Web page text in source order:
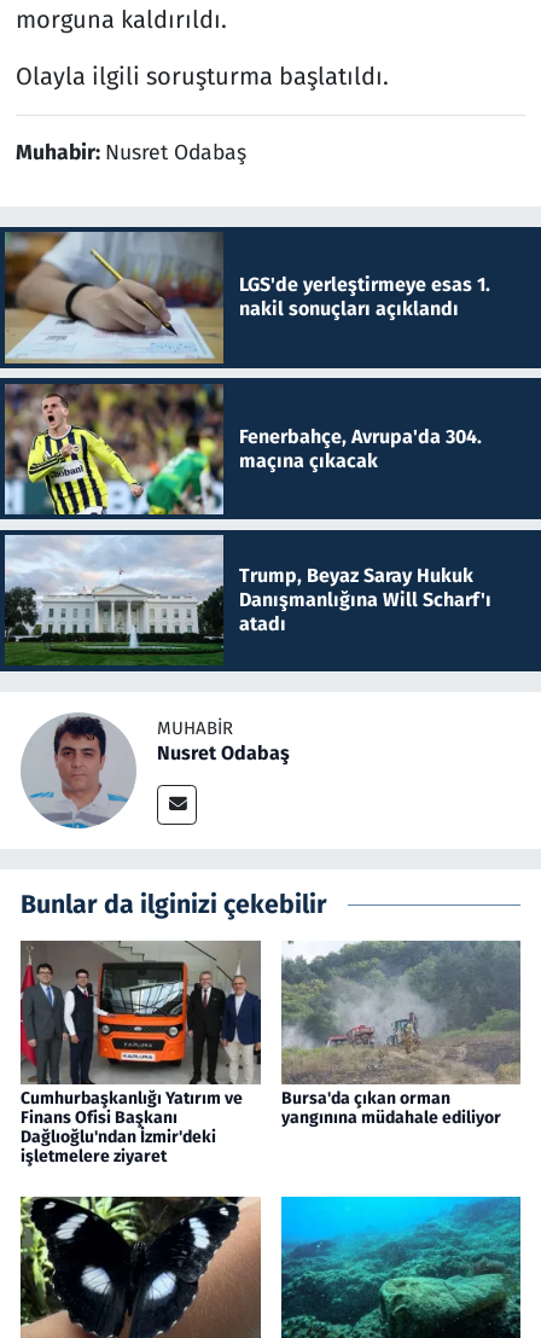
morguna kaldırıldı.
Olayla ilgili soruşturma başlatıldı.
Muhabir: Nusret Odabaş
LGS'de yerleştirmeye esas 1.
nakil sonuçları açıklandı
Fenerbahçe, Avrupa'da 304.
maçına çıkacak
Trump, Beyaz Saray Hukuk
Danışmanlığına Will Scharf'ı
atadı
MUHABIR
Nusret Odabaş
Bunlar da ilginizi çekebilir
Cumhurbaşkanlığı Yatırım ve
Finans Ofisi Başkanı
Dağlıoğlu'ndan İzmir'deki
işletmelere ziyaret
Bursa'da çıkan orman
yangınına müdahale ediliyor